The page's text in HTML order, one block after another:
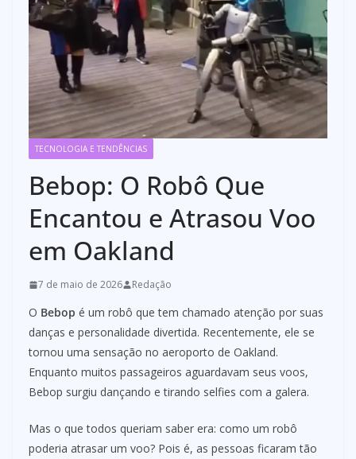
TECNOLOGIA E TENDÊNCIAS
Bebop: O Robô Que
Encantou e Atrasou Voo
em Oakland
7 de maio de 2026 Redação
O Bebop é um robô que tem chamado atenção por suas
danças e personalidade divertida. Recentemente, ele se
tornou uma sensação no aeroporto de Oakland.
Enquanto muitos passageiros aguardavam seus voos,
Bebop surgiu dançando e tirando selfies com a galera.
Mas o que todos queriam saber era: como um robô
poderia atrasar um voo? Pois é, as pessoas ficaram tão